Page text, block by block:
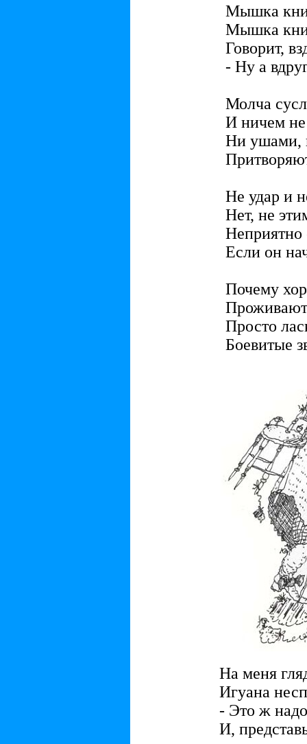
Мышка
Мышка
Говорит,
- Ну а
Молча
И ничем не
Ни ушами,
Не удар и
Нет, не
Неприятно
Если он
Почему
Проживают
Просто
Боевитые
На меня
Игуана
- Это ж
И,